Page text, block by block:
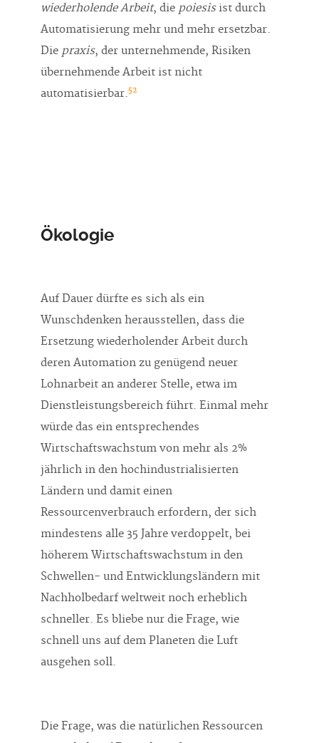
wiederholende Arbeit, die poiesisist durch
Automatisierung mehr und mehr ersetzbar.
Die praxis, der unternehmende, Risiken
übernehmende Arbeit ist nicht
automatisierbar.52
Ökologie
Auf Dauer dürfte es sich als ein
Wunschdenken herausstellen, dass die
Ersetzung wiederholender Arbeit durch
deren Automation zu genügend neuer
Lohnarbeit an anderer Stelle, etwa im
Dienstleistungsbereich führt. Einmal mehr
würde das ein entsprechendes
Wirtschaftswachstum von mehr als 2%
jährlich in den hochindustrialisierten
Ländern und damit einen
Ressourcenverbrauch erfordern, der sich
mindestens alle 35 Jahre verdoppelt, bei
höherem Wirtschaftswachstum in den
Schwellen- und Entwicklungsländern mit
Nachholbedarf weltweit noch erheblich
schneller. Es bliebe nur die Frage, wie
schnell uns auf dem Planeten die Luft
ausgehen soll.
Die Frage, was die natürlichen Ressourcen